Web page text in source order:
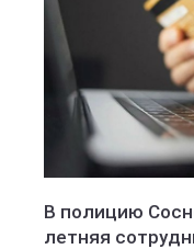
В полицию
летняя